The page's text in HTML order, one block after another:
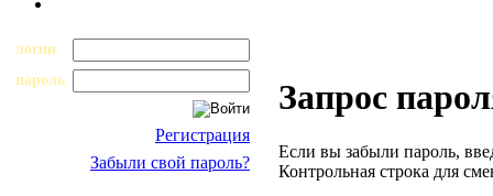
логин
пароль
Регистрация
Забыли свой пароль?
Запрос
Если вы забыли пароль,
Контрольная строка для